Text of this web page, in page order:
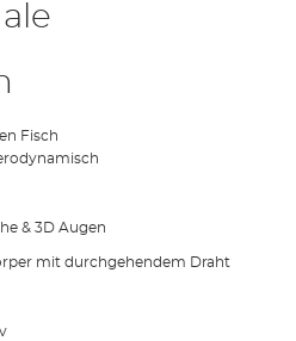
Fisch
& 3D Augen
mit durchgehendem Draht